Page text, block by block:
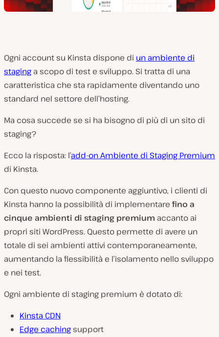
Ogni account su Kinsta dispone di un ambiente di
staging a scopo di test e sviluppo. Si tratta di una
caratteristica che sta rapidamente diventando uno
standard nel settore dell’hosting.
Ma cosa succede se si ha bisogno di più di un sito di
staging?
Ecco la risposta: l’add-on Ambiente di Staging Premium
di Kinsta.
Con questo nuovo componente aggiuntivo, i clienti di
Kinsta hanno la possibilità di implementare fino a
cinque ambienti di staging premium accanto ai
propri siti WordPress. Questo permette di avere un
totale di sei ambienti attivi contemporaneamente,
aumentando la flessibilità e l’isolamento nello sviluppo
e nei test.
Ogni ambiente di staging premium è dotato di:
Kinsta CDN
Edge caching support